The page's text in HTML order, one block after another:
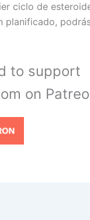
ciclo de
planificado,
to support
on